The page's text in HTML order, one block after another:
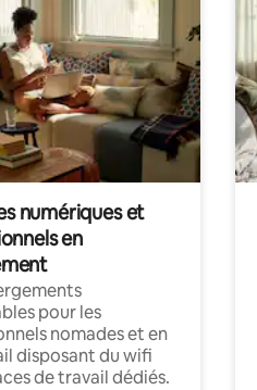
numériques et
en
pour les
nomades et en
disposant du wifi
de travail dédiés.